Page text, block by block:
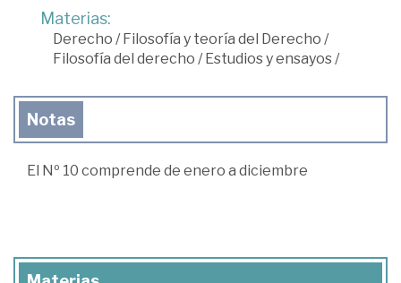
Materias:
Derecho / Filosofía y teoría del Derecho /
Filosofía del derecho / Estudios y ensayos/
Notas
El Nº 10 comprende de enero a diciembre